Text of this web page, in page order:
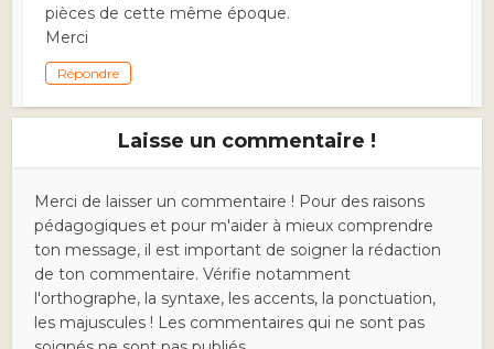
pièces de cette même époque.
Merci
Répondre
Laisse un commentaire !
Merci de laisser un commentaire ! Pour des raisons
pédagogiques et pour m'aider à mieux comprendre
ton message, il est important de soigner la rédaction
de ton commentaire. Vérifie notamment
l'orthographe, la syntaxe, les accents, la ponctuation,
les majuscules ! Les commentaires qui ne sont pas